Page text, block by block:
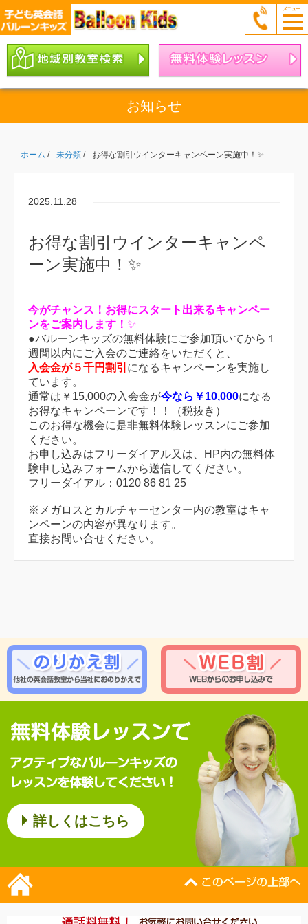
お知らせ
ホーム / 未分類 / お得な割引ウインターキャンペーン実施中！✨
2025.11.28
お得な割引ウインターキャンペ
ーン実施中！✨
今がチャンス！お得にスタート出来るキャンペー
ンをご案内します！ ✨
●バルーンキッズの無料体験にご参加頂いてから１
週間以内にご入会のご連絡をいただくと、
入会金が５千円割引 になるキャンペーンを実施し
ています。
通常は￥15,000の入会金が今なら￥10,000になる
お得なキャンペーンです！！（税抜き）
このお得な機会に是非無料体験レッスンにご参加
ください。
お申し込みはフリーダイアル又は、HP内の無料体
験申し込みフォームから送信してください。
フリーダイアル：0120 86 81 25
※メガロスとカルチャーセンター内の教室はキャ
ンペーンの内容が異なります。
直接お問い合せください。
詳しくはこちら